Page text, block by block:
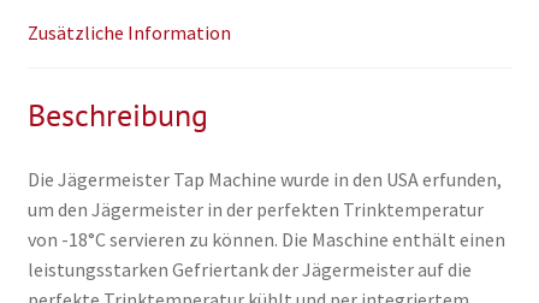
Zusätzliche Information
Beschreibung
Die Jägermeister Tap Machine wurde in den USA erfunden,
um den Jägermeister in der perfekten Trinktemperatur
von -18°C servieren zu können. Die Maschine enthält einen
leistungsstarken Gefriertank der Jägermeister auf die